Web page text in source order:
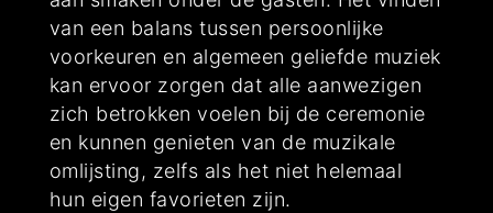
van een balans tussen persoonlijke
voorkeuren en algemeen geliefde muziek
kan ervoor zorgen dat alle aanwezigen
zich betrokken voelen bij de ceremonie
en kunnen genieten van de muzikale
omlijsting, zelfs als het niet helemaal
hun eigen favorieten zijn.